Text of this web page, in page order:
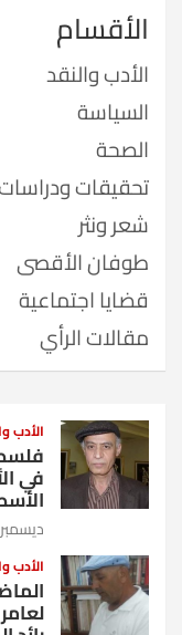
الأقسام
الأدب والنقد
السياسة
الصحة
تحقيقات
شعر ونثر
طوفان الأقصى
قضايا اجتماعية
مقالات الرأي
الأدب
في
ديسمبر 15, 2025
الأدب